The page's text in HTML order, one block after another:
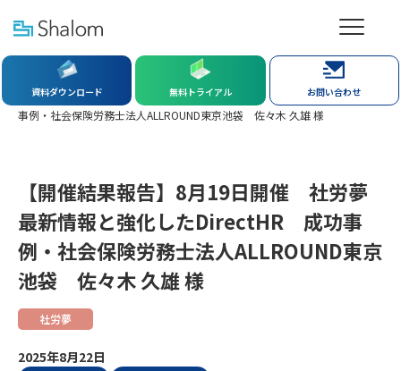
資料ダウンロード 無料トライアル お問い合わせ
社労夢TOP
【開催結果報告】8月19日開催 社労夢最新情報と強化したDirectHR 成功
事例・社会保険労務士法人ALLROUND東京池袋 佐々木 久雄 様
【開催結果報告】8月19日開催 社労夢
最新情報と強化したDirectHR 成功事
例・社会保険労務士法人ALLROUND東京
池袋 佐々木 久雄 様
社労夢
2025年8月22日